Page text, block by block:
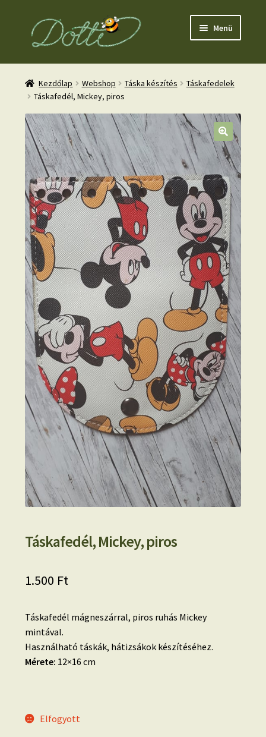
Ugrás
Kilépés
Menü
Kezdőlap Webshop Táska készítés
Táskafedelek
Táskafedél, Mickey, piros
Táskafedél, Mickey, piros
1.500 Ft
Táskafedél mágneszárral, piros ruhás Mickey
mintával.
Használható táskák, hátizsákok készítéséhez.
Mérete: 12×16 cm
Elfogyott